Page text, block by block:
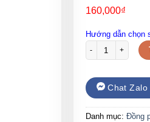
160,000₫
Hướng dẫn chọn
Đồng phục công
Chat Zalo
Danh mục: Đồng